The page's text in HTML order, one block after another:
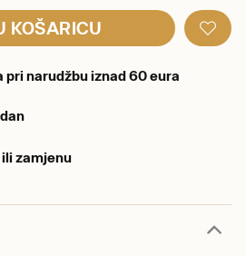
KOŠARICU
pri narudžbu iznad 60 eura
zamjenu